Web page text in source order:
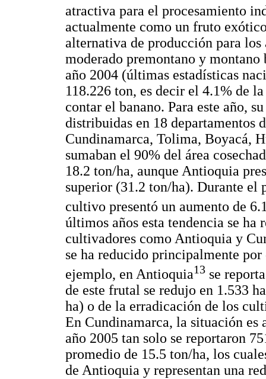
atractiva para el procesamiento
actualmente como un fruto
alternativa de producción para
moderado premontano y
año 2004 (últimas estadísticas
118.226 ton, es decir el 4.1% de
contar el banano. Para este año,
distribuidas en 18 departamentos
Cundinamarca, Tolima, Boyacá,
sumaban el 90% del área
18.2 ton/ha, aunque Antioquia
superior (31.2 ton/ha). Durante el
cultivo presentó un aumento de
últimos años esta tendencia se
cultivadores como Antioquia y
se ha reducido principalmente
ejemplo, en Antioquia13 se
de este frutal se redujo en 1.533
ha) o de la erradicación de los
En Cundinamarca, la situación es
año 2005 tan solo se reportaron
promedio de 15.5 ton/ha, los
de Antioquia y representan una